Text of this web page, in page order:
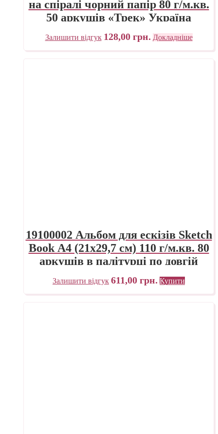
на спіралі чорний папір 80 г/м.кв.
50 аркушів «Трек» Україна
Залишити відгук 128,00 грн. Докладніше
19100002 Альбом для ескізів Sketch
Book А4 (21х29,7 см) 110 г/м.кв. 80
аркушів в палітурці по довгій
стороні Fabriano Італія
Залишити відгук 611,00 грн. Купити